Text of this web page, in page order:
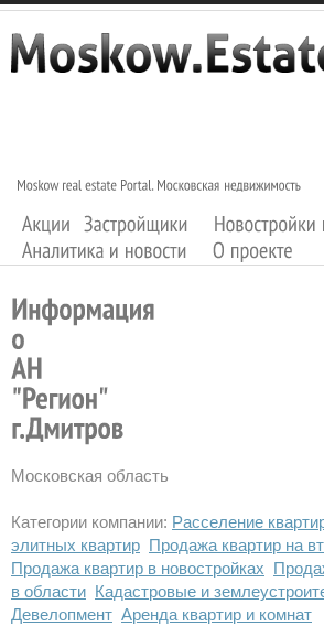
Московская область
Категории компании: Расселение
элитных квартир Продажа квартир на
Продажа квартир в новостройках
в области Кадастровые и
Девелопмент Аренда квартир и комнат